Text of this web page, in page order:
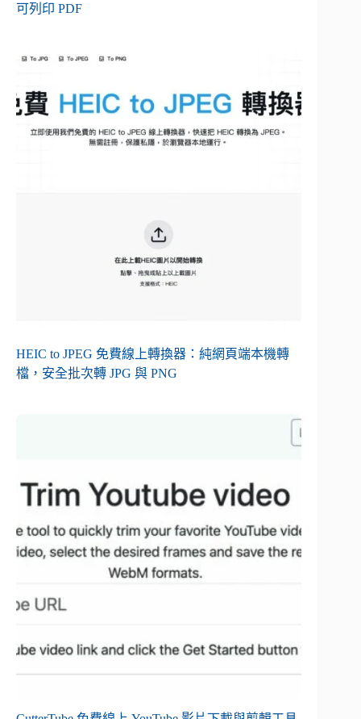
可列印 PDF
HEIC to JPEG 免費線上轉換器：純網頁端本機轉
檔，安全批次轉 JPG 與 PNG